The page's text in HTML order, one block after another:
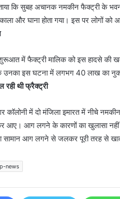
कि सुबह अचानक नमकीन फैक्ट्री के
और घाना होता गया। इस पर लोगों
में फैक्ट्री मालिक को इस हादसे की
उनका इस घटना में लगभग 40 लाख का
रही थी फ्रैक्ट्री
कॉलोनी में दो मंजिला इमारत में नीचे
आए। आग लगने के कारणों का खुलासा
सामान आग लगने से जलकर पूरी तरह से
news